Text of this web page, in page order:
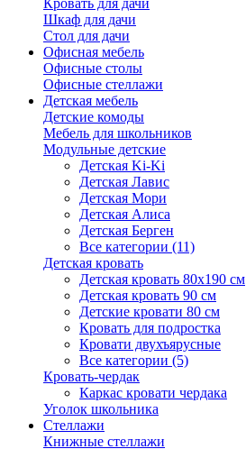
Кровать для дачи
Шкаф для дачи
Стол для дачи
Офисная мебель
Офисные столы
Офисные стеллажи
Детская мебель
Детские комоды
Мебель для школьников
Модульные детские
Детская Ki-Ki
Детская Лавис
Детская Мори
Детская Алиса
Детская Берген
Все категории (11)
Детская кровать
Детская кровать 80х190 см
Детская кровать 90 см
Детские кровати 80 см
Кровать для подростка
Кровати двухъярусные
Все категории (5)
Кровать-чердак
Каркас кровати чердака
Уголок школьника
Стеллажи
Книжные стеллажи